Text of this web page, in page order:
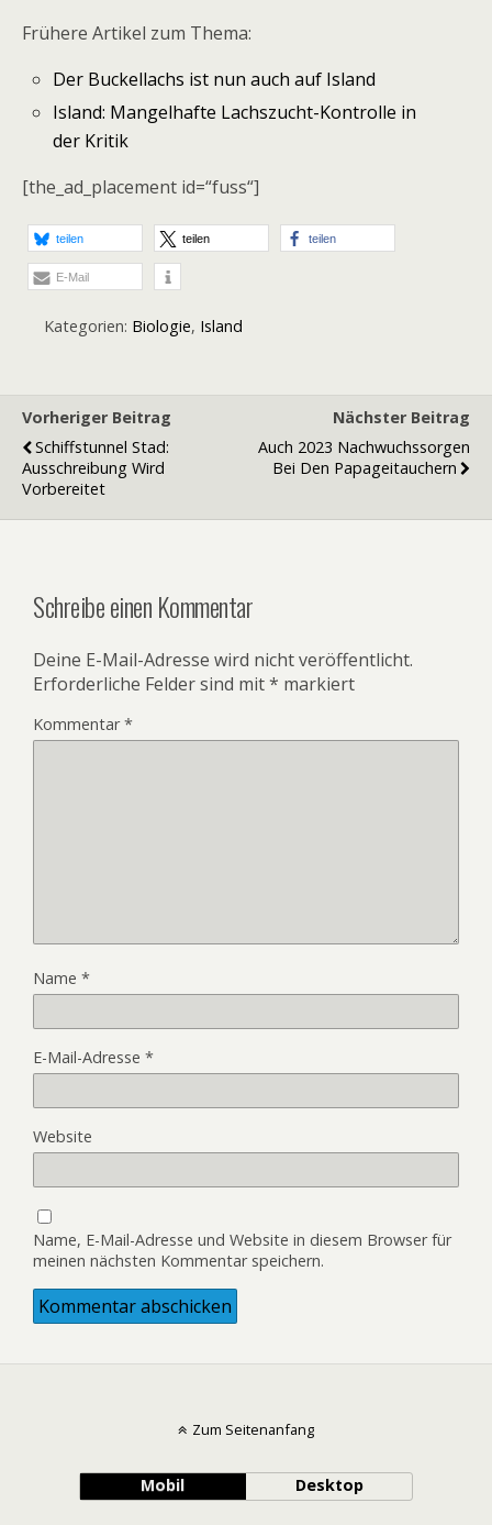
Frühere Artikel zum Thema:
Der Buckellachs ist nun auch auf Island
Island: Mangelhafte Lachszucht-Kontrolle in
der Kritik
[the_ad_placement id=“fuss“]
teilen teilen teilen
E-Mail
Kategorien: Biologie, Island
Vorheriger Beitrag
Schiffstunnel Stad:
Ausschreibung Wird
Vorbereitet
Nächster Beitrag
Auch 2023 Nachwuchssorgen
Bei Den Papageitauchern
Schreibe einen Kommentar
Deine E-Mail-Adresse wird nicht veröffentlicht.
Erforderliche Felder sind mit* markiert
Kommentar*
Name *
E-Mail-Adresse *
Website
Name, E-Mail-Adresse und Website in diesem Browser für
meinen nächsten Kommentar speichern.
Zum Seitenanfang
Mobil Desktop